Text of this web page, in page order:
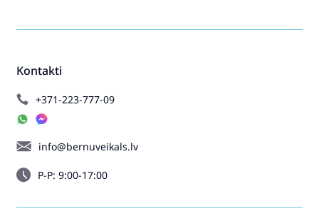
Kontakti
+371-223-777-09
info@bernuveikals.lv
P-P: 9:00-17:00